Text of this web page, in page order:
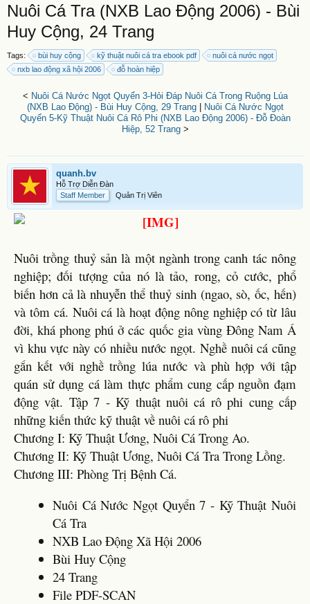
Nuôi Cá Tra (NXB Lao Động 2006) - Bùi
Huy Cộng, 24 Trang
Tags: bùi huy cộng kỹ thuật nuôi cá tra ebook pdf
nuôi cá nước ngọt
nxb lao động xã hội 2006
đỗ hoàn hiệp
< Nuôi Cá Nước Ngọt Quyển 3-Hỏi Đáp Nuôi Cá Trong Ruộng Lúa
(NXB Lao Động) - Bùi Huy Cộng, 29 Trang|
Nuôi Cá Nước Ngọt
Quyển 5-Kỹ Thuật Nuôi Cá Rô Phi (NXB Lao Động 2006) - Đỗ Đoàn
Hiệp, 52 Trang>
quanh.bv
Hỗ Trợ Diễn Đàn
Staff Member
Quản Trị Viên
Nuôi trồng thuỷ sản là một ngành trong canh tác nông
nghiệp; đối tượng của nó là tảo, rong, cỏ cước, phổ
biến hơn cả là nhuyễn thể thuỷ sinh (ngao, sò, ốc, hến)
và tôm cá. Nuôi cá là hoạt động nông nghiệp có từ lâu
đời, khá phong phú ở các quốc gia vùng Đông Nam Á
vì khu vực này có nhiều nước ngọt. Nghề nuôi cá cũng
gắn kết với nghề trồng lúa nước và phù hợp với tập
quán sử dụng cá làm thực phẩm cung cấp nguồn đạm
động vật. Tập 7 - Kỹ thuật nuôi cá rô phi cung cấp
những kiến thức kỹ thuật về nuôi cá rô phi
Chương I: Kỹ Thuật Ương, Nuôi Cá Trong Ao.
Chương II: Kỹ Thuật Ương, Nuôi Cá Tra Trong Lồng.
Chương III: Phòng Trị Bệnh Cá.
Nuôi Cá Nước Ngọt Quyển 7 - Kỹ Thuật Nuôi
Cá Tra
NXB Lao Động Xã Hội 2006
Bùi Huy Cộng
24 Trang
File PDF-SCAN